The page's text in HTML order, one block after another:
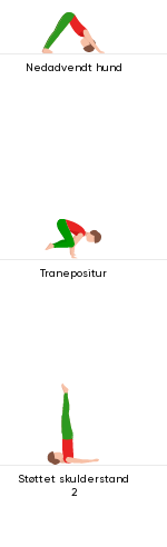
Nedadvendt hund
Tranepositur
Støttet skulderstand
2